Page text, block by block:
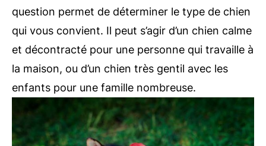
question permet de déterminer le type de chien
qui vous convient. Il peut s’agir d’un chien calme
et décontracté pour une personne qui travaille à
la maison, ou d’un chien très gentil avec les
enfants pour une famille nombreuse.